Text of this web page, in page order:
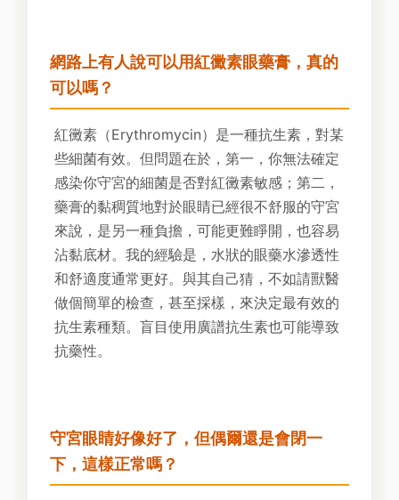
網路上有人說可以用紅黴素眼藥膏，真的
可以嗎？
紅黴素（Erythromycin）是一種抗生素，對某
些細菌有效。但問題在於，第一，你無法確定
感染你守宮的細菌是否對紅黴素敏感；第二，
藥膏的黏稠質地對於眼睛已經很不舒服的守宮
來說，是另一種負擔，可能更難睜開，也容易
沾黏底材。我的經驗是，水狀的眼藥水滲透性
和舒適度通常更好。與其自己猜，不如請獸醫
做個簡單的檢查，甚至採樣，來決定最有效的
抗生素種類。盲目使用廣譜抗生素也可能導致
抗藥性。
守宮眼睛好像好了，但偶爾還是會閉一
下，這樣正常嗎？